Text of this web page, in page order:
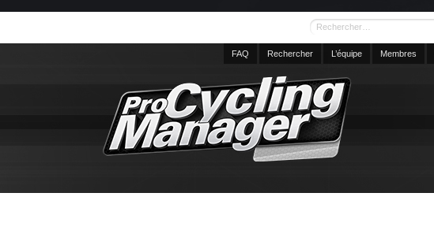
FAQ Rechercher L’équipe Membres